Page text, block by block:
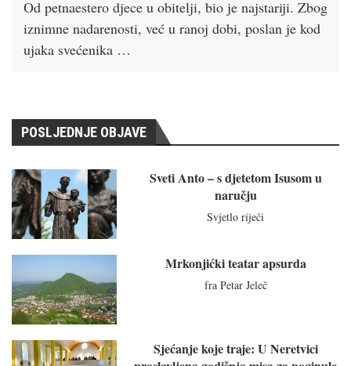
Od petnaestero djece u obitelji, bio je najstariji. Zbog
iznimne nadarenosti, već u ranoj dobi, poslan je kod
ujaka svećenika …
POSLJEDNJE OBJAVE
Sveti Anto – s djetetom Isusom u
naručju
Svjetlo riječi
Mrkonjićki teatar apsurda
fra Petar Jeleč
Sjećanje koje traje: U Neretvici